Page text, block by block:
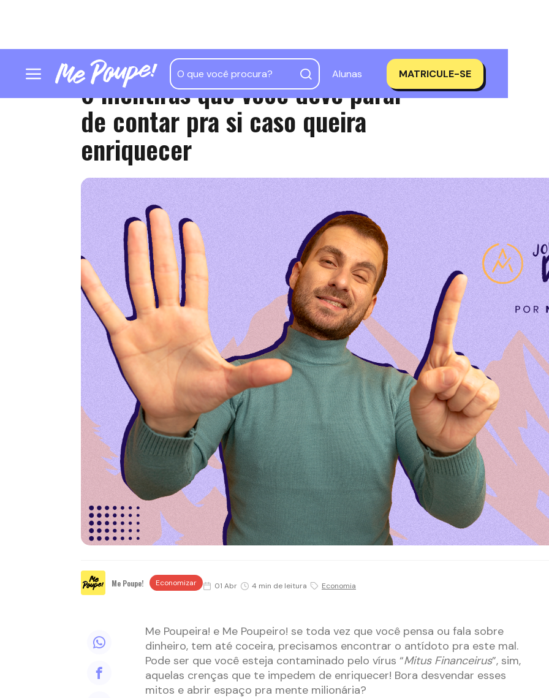
Alunas MATRICULE-SE
6 mentiras que você deve parar
de contar pra si caso queira
enriquecer
Me Poupe! Economizar 01 Abr 4 min de leitura Economia
Me Poupeira! e Me Poupeiro! se toda vez que você pensa ou fala sobre
dinheiro, tem até coceira, precisamos encontrar o antídoto pra este mal.
Pode ser que você esteja contaminado pelo vírus “Mitus Financeirus”, sim,
aquelas crenças que te impedem de enriquecer! Bora desvendar esses
mitos e abrir espaço pra mente milionária?